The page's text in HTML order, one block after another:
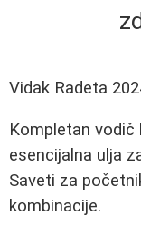
Vidak Radeta
Kompletan
esencijalna ulja
Saveti za
kombinacije.